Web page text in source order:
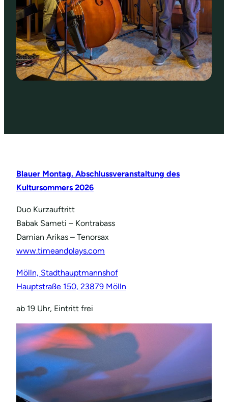
Blauer Montag. Abschlussveranstaltung des
Kultursommers 2026
Duo Kurzauftritt
Babak Sameti – Kontrabass
Damian Arikas – Tenorsax
www.timeandplays.com
Mölln, Stadthauptmannshof
Hauptstraße 150, 23879 Mölln
ab 19 Uhr, Eintritt frei